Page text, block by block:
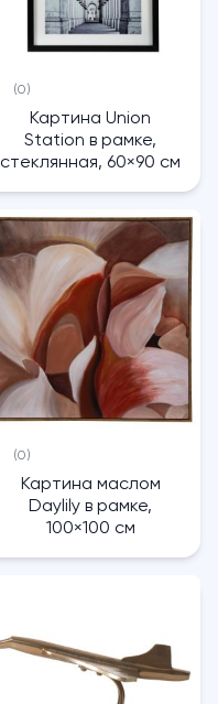
(0)
Картина Union
Station в рамке,
стеклянная, 60×90 см
(0)
Картина маслом
Daylily в рамке,
100×100 см